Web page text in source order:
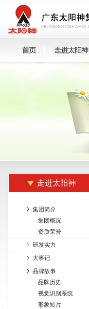
走进太阳神
集团简介
集团概况
资质荣誉
研发实力
大事记
品牌故事
品牌历史
视觉识别系统
形象短片